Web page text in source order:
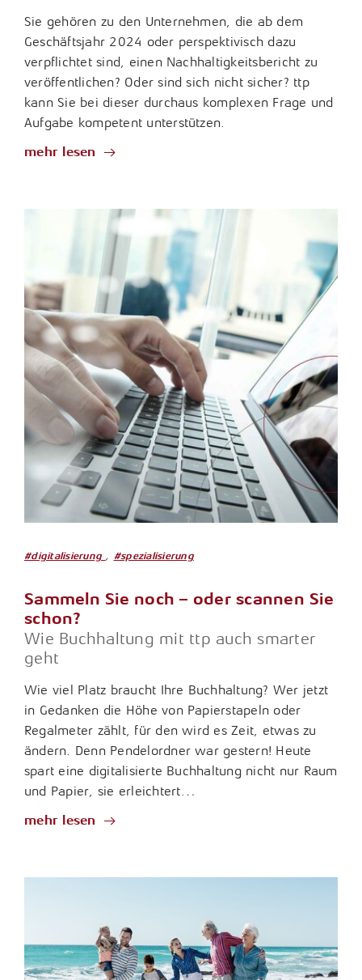
Sie gehören zu den Unternehmen, die ab dem
Geschäftsjahr 2024 oder perspektivisch dazu
verpflichtet sind, einen Nachhaltigkeitsbericht zu
veröffentlichen? Oder sind sich nicht sicher? ttp
kann Sie bei dieser durchaus komplexen Frage und
Aufgabe kompetent unterstützen.
mehr lesen
#digitalisierung , #spezialisierung
Sammeln Sie noch – oder scannen Sie
schon?
Wie Buchhaltung mit ttp auch smarter
geht
Wie viel Platz braucht Ihre Buchhaltung? Wer jetzt
in Gedanken die Höhe von Papierstapeln oder
Regalmeter zählt, für den wird es Zeit, etwas zu
ändern. Denn Pendelordner war gestern! Heute
spart eine digitalisierte Buchhaltung nicht nur Raum
und Papier, sie erleichtert…
mehr lesen